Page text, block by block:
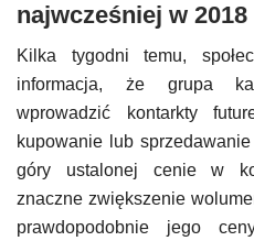
najwcześniej w
Kilka tygodni temu,
informacja, że grupa
wprowadzić kontarkty
kupowanie lub
góry ustalonej cenie w
znaczne zwiększenie
prawdopodobnie jego